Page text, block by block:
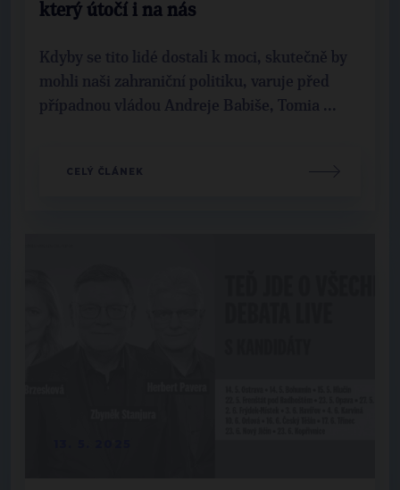
který útočí i na nás
Kdyby se tito lidé dostali k moci, skutečně by
mohli naši zahraniční politiku, varuje před
případnou vládou Andreje Babiše, Tomia ...
CELÝ ČLÁNEK